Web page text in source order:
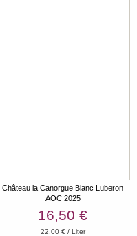
Château la Canorgue Blanc Luberon
AOC 2025
16,50 €
22,00 € / Liter